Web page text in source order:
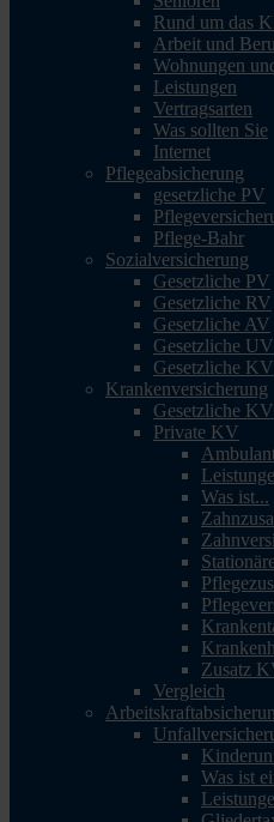
Rund um das
Arbeit und
Wohnungen
Leistungen
Vertragsarten
Was sollten Sie
Internet
Pflegeabsicherung
gesetzliche PV
Pflege-Bahr
Sozialversicherung
Gesetzliche PV
Gesetzliche RV
Gesetzliche AV
Gesetzliche UV
Gesetzliche KV
Krankenversicherung
Gesetzliche KV
Private KV
Was ist...
Zusatz
Vergleich
Was ist